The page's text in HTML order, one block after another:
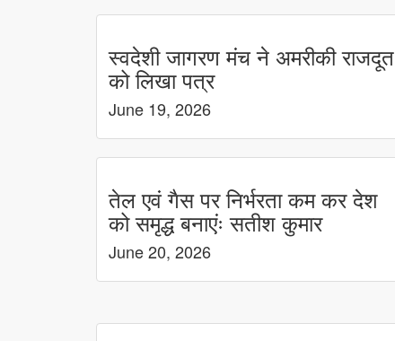
स्वदेशी जागरण मंच ने अमरीकी राजदूत
को लिखा पत्र
June 19, 2026
तेल एवं गैस पर निर्भरता कम कर देश
को समृद्ध बनाएंः सतीश कुमार
June 20, 2026